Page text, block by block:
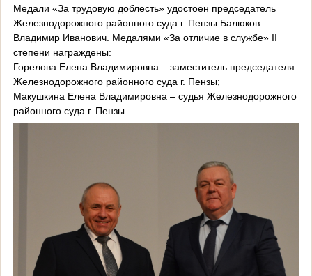
Медали «За трудовую доблесть» удостоен председатель
Железнодорожного районного суда г. Пензы Балюков
Владимир Иванович. Медалями «За отличие в службе» II
степени награждены:
Горелова Елена Владимировна – заместитель председателя
Железнодорожного районного суда г. Пензы;
Макушкина Елена Владимировна – судья Железнодорожного
районного суда г. Пензы.